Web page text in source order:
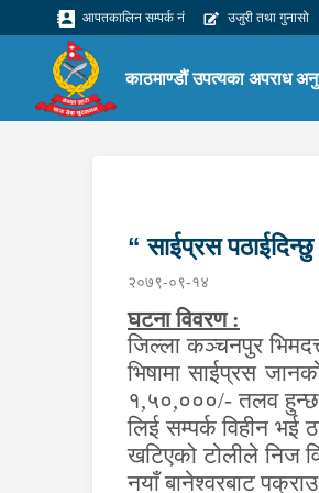
आपतकालिन सम्पर्क नं उजुरी तथा गुनासो
काठमाण्डौं उपत्यका अपराध
“ साईप्रस
२०७९-०९-१४
घटना विवरण:
जिल्ला कञ्चनपुर
भिषामा साईप्रस
१,५०,०००/- तलव हुन्छ
लिई सम्पर्क विहीन भई
खटिएको टोलीले निज
नयाँ बानेश्वरबाट